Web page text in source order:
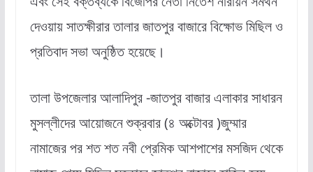
দেওয়ায় সাতক্ষীরার তালার জাতপুর বাজারে বিক্ষোভ মিছিল ও
প্রতিবাদ সভা অনুষ্ঠিত হয়েছে।
তালা উপজেলার আলাদিপুর -জাতপুর বাজার এলাকার সাধারন
মুসল্লীদের আয়োজনে শুক্রবার (৪ অক্টোবর )জুম্মার
নামাজের পর শত শত নবী প্রেমিক আশপাশের মসজিদ থেকে